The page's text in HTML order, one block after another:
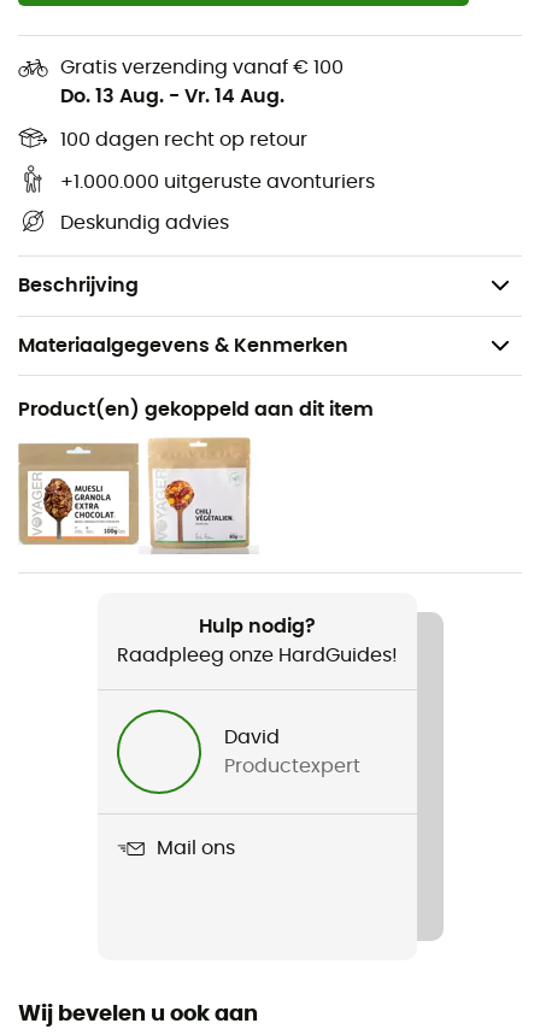
Gratis verzending vanaf € 100
Do. 13 Aug. - Vr. 14 Aug.
100 dagen recht op retour
+1.000.000 uitgeruste avonturiers
Deskundig advies
Beschrijving
Ultralicht en compact: een minimaal gewicht en
een opvouwbaar ontwerp maken het een
essentieel onderdeel voor alle uitstapjes
Duurzaam: gemaakt van roestvrij staal en ABS-
Gewicht: 30 g
Materiaalgegevens & Kenmerken
Aanbevolen voor
Wandelen / Trekking / Reizen / Bergbeklimmen /
Kamperen / Bivak
Gewicht
30 g
Universal Canister Stand
Materiaal
Stainless steel
Product(en) gekoppeld aan dit item
Hulp nodig?
Raadpleeg onze HardGuides!
David
Productexpert
Mail ons
Wij bevelen u ook aan